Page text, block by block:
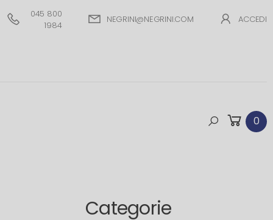
045 800
1984
NEGRINI@NEGRINI.COM ACCEDI
0
Categorie